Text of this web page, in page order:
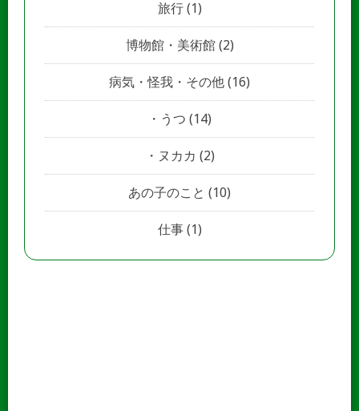
旅行(1)
博物館・美術館(2)
病気・怪我・その他 (16)
うつ (14)
ヌカカ (2)
あの子のこと (10)
仕事(1)